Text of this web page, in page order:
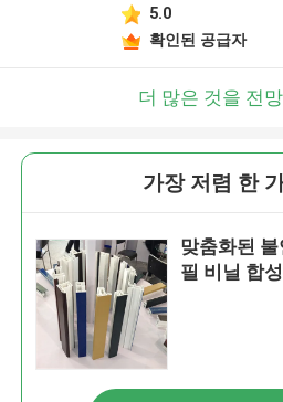
5.0
확인된 공급자
더 많은 것을 전
가장 저렴 한
맞춤화된
필 비닐 합